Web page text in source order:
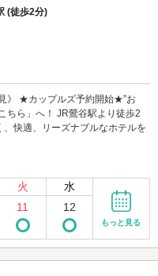
(徒歩2分)
見》 ★カップルズ予約開始★”お
ちら」へ！ JR鶯谷駅より徒歩2
快適、リーズナブルなホテルを
火 水
11 12
もっと見る